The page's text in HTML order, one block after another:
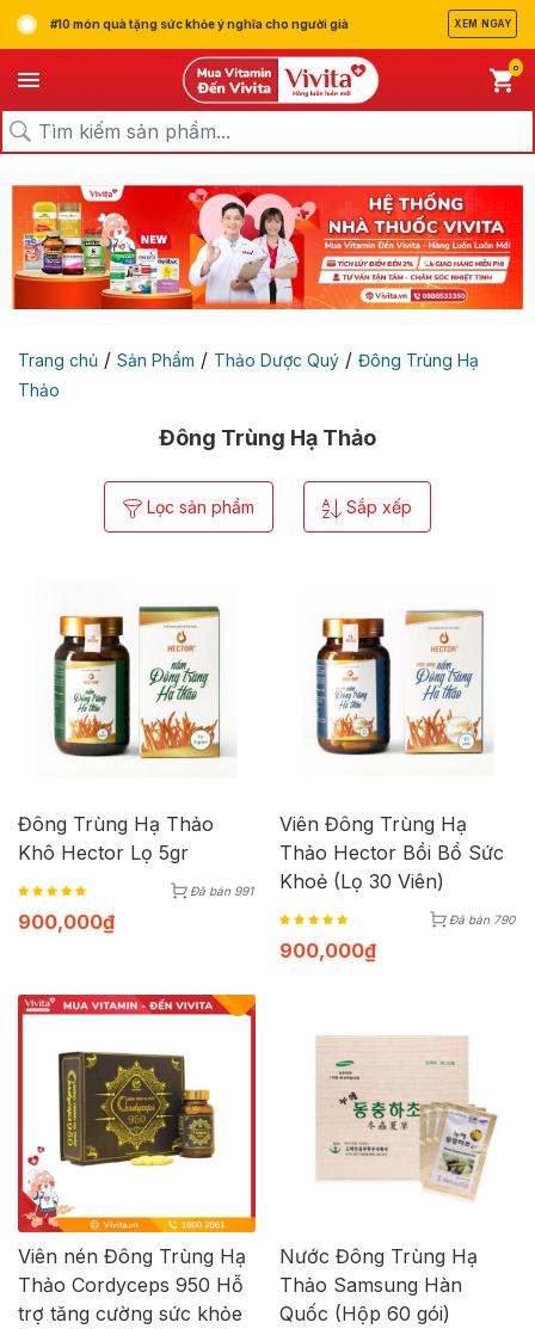
#10 món quà tặng sức khỏe ý nghĩa cho người già XEM NGAY
0
Trang chủ / Sản Phẩm / Thảo Dược Quý / Đông Trùng Hạ
Thảo
Đông Trùng Hạ Thảo
Lọc sản phẩm Sắp xếp
Đông Trùng Hạ Thảo
Khô Hector Lọ 5gr
Đã bán 991
900,000₫
Viên Đông Trùng Hạ
Thảo Hector Bồi Bổ Sức
Khoẻ (Lọ 30 Viên)
Đã bán 790
900,000₫
Viên nén Đông Trùng Hạ
Thảo Cordyceps 950 Hỗ
trợ tăng cường sức khỏe
Nước Đông Trùng Hạ
Thảo Samsung Hàn
Quốc (Hộp 60 gói)